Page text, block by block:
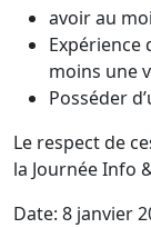
avoir au
Expérience
moins une
Posséder
Le respect de
la Journée Info
Date: 8 janvier